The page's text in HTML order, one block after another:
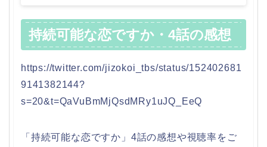
持続可能な恋ですか・4話の感想
https://twitter.com/jizokoi_tbs/status/152402681
9141382144?
s=20&t=QaVuBmMjQsdMRy1uJQ_EeQ
「持続可能な恋ですか」4話の感想や視聴率をご